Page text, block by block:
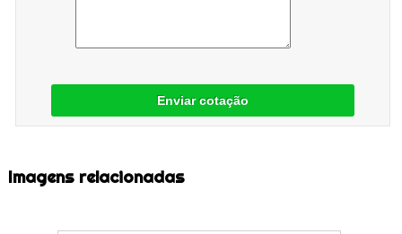
Enviar cotação
Imagens relacionadas